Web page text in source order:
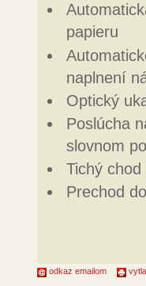
papieru
naplnení
Optický
Poslúcha
slovnom
Tichý chod
Prechod
odkaz emailom